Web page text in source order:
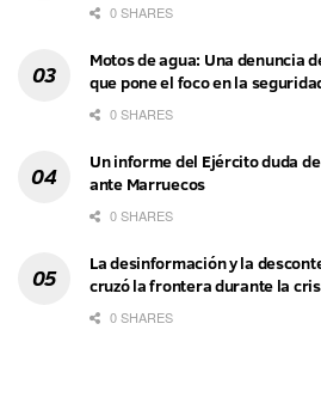
0 SHARES
Motos de agua: Una denuncia
que pone el foco en la
0 SHARES
Un informe del Ejército duda
ante Marruecos
0 SHARES
La desinformación y la
cruzó la frontera durante la
0 SHARES